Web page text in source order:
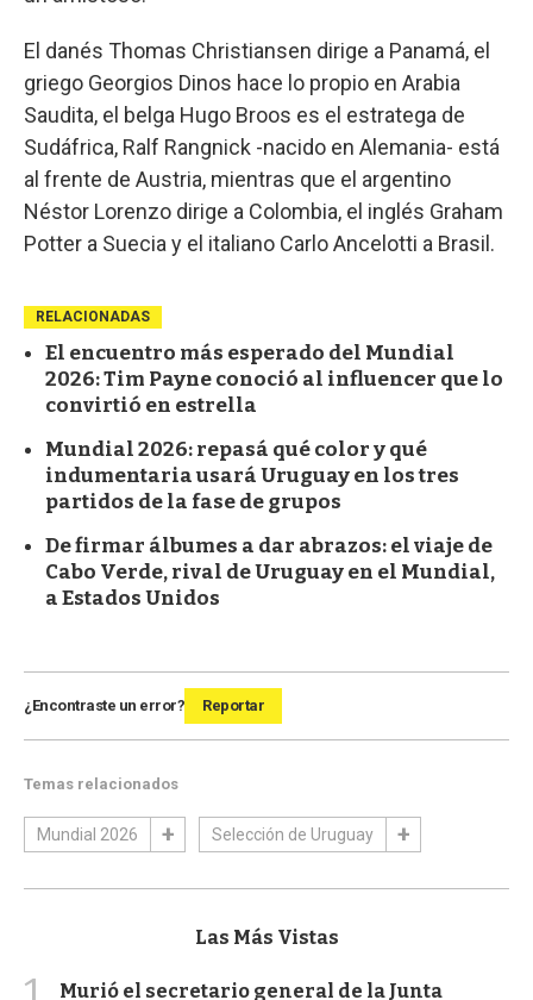
El danés Thomas Christiansen dirige a Panamá, el
griego Georgios Dinos hace lo propio en Arabia
Saudita, el belga Hugo Broos es el estratega de
Sudáfrica, Ralf Rangnick -nacido en Alemania- está
al frente de Austria, mientras que el argentino
Néstor Lorenzo dirige a Colombia, el inglés Graham
Potter a Suecia y el italiano Carlo Ancelotti a Brasil.
RELACIONADAS
El encuentro más esperado del Mundial
2026: Tim Payne conoció al influencer que lo
convirtió en estrella
Mundial 2026: repasá qué color y qué
indumentaria usará Uruguay en los tres
partidos de la fase de grupos
De firmar álbumes a dar abrazos: el viaje de
Cabo Verde, rival de Uruguay en el Mundial,
a Estados Unidos
¿Encontraste un error? Reportar
Temas relacionados
Mundial 2026 Selección de Uruguay
Las Más Vistas
Murió el secretario general de la Junta